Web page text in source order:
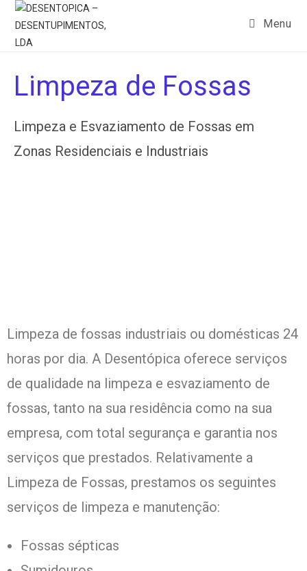
Menu
Limpeza de Fossas
Limpeza e Esvaziamento de Fossas em
Zonas Residenciais e Industriais
Limpeza de fossas industriais ou domésticas 24
horas por dia. A Desentópica oferece serviços
de qualidade na limpeza e esvaziamento de
fossas, tanto na sua residência como na sua
empresa, com total segurança e garantia nos
serviços que prestados. Relativamente a
Limpeza de Fossas, prestamos os seguintes
serviços de limpeza e manutenção:
Fossas sépticas